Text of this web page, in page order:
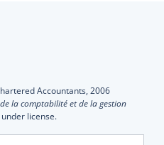
Accountants, 2006
la comptabilité et de la gestion
license.